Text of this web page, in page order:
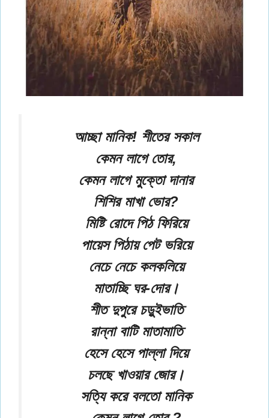
আচ্ছা মানিক! শীতের সকাল
কেমন লাগে তোর,
কেমন লাগে মুক্তো দানার
শিশির মাখা ভোর?
মিষ্টি রোদে পিঠ ফিরিয়ে
পায়েস পিঠায় পেট ভরিয়ে
নেচে নেচে কলকলিয়ে
মাতাচ্ছি ঘর-দোর।
শীত দুপুরে চড়ুইভাতি
রান্না বাটি মাতামাতি
হেসে হেসে পাল্লা দিয়ে
চলছে খাওয়ার জোর।
সত্যি করে বলতো মানিক